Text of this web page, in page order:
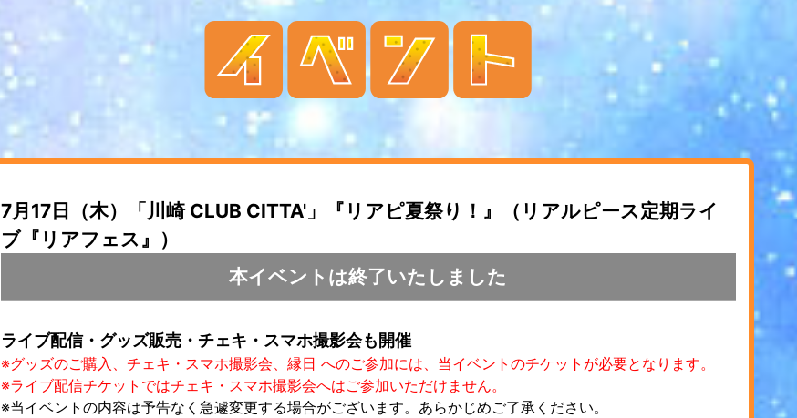
7月17日（木）「川崎 CLUB CITTA'」『リアピ夏祭り！』（リアルピース定期ライ
ブ『リアフェス』）
本イベントは終了いたしました
ライブ配信・グッズ販売・チェキ・スマホ撮影会も開催
※グッズのご購入、チェキ・スマホ撮影会、縁日 へのご参加には、当イベントのチケットが必要となります。
※ライブ配信チケットではチェキ・スマホ撮影会へはご参加いただけません。
※当イベントの内容は予告なく急遽変更する場合がございます。あらかじめご了承ください。